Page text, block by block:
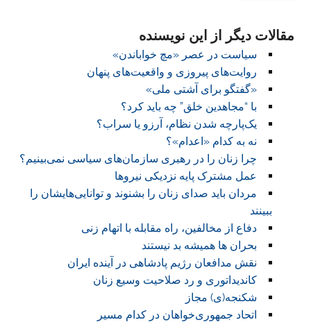
مقالات دیگر از این نویسنده
سیاست در عصر «مچ خواباندن»
روایت‌های پیروزی و واقعیت‌های پنهان
«گفتگو برای آشتی ملی»
با “مجاهدین خلق” چه باید کرد؟
یک‌پارچه شدن نظام، آرزو یا سراب؟
نه به کدام «اعدام»؟
چرا زنان را در رهبری سازمان‌های سیاسی نمی‌بینیم؟
عمل مشترک پایه نزدیکی نیروها
مردان باید صدای زنان را بشنوند و توانایی‌هایشان را
ببینند
دفاع از مخالفین، راه مقابله با اتهام زنی
بحران ها همیشه بد نیستند
نقش مدافعان رژیم پادشاهی در آینده ایران
کاندیداتوری و رد صلاحیت وسیع زنان
شکنجه(ی) مجاز
اتحاد جمهوری‌خواهان در کدام مسیر